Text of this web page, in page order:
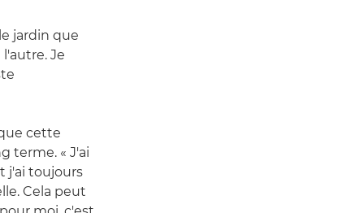
jardin que
Je
cette
terme. « J'ai
j'ai toujours
Cela peut